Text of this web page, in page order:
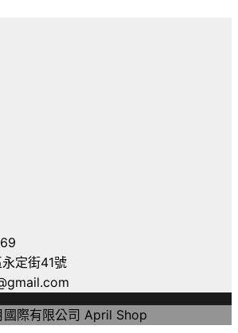
定街41號
際有限公司 April Shop